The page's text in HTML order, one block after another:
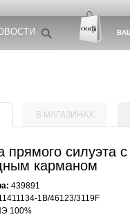
В МАГАЗИНАХ
прямого силуэта с
карманом
439891
1B/46123/3119F
100%